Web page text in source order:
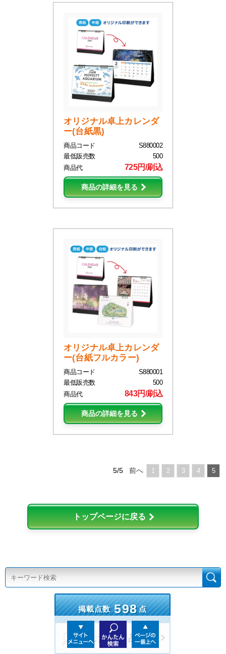
オリジナル卓上カレンダ
ー(台紙黒)
商品コード
S880002
最低販売数
500
商品代
725円/刷込
商品の詳細を見る
オリジナル卓上カレンダ
ー(台紙フルカラー)
商品コード
S880001
最低販売数
500
商品代
843円/刷込
商品の詳細を見る
5/5 前へ 1 2 3 4 5
トップページに戻る
掲載点数 598点
かんたん商品検索